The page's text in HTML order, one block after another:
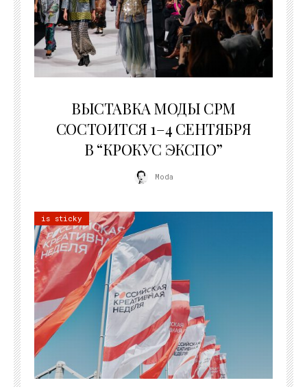
ВЫСТАВКА МОДЫ CPM
СОСТОИТСЯ 1–4 СЕНТЯБРЯ
В “КРОКУС ЭКСПО”
Moda
is sticky